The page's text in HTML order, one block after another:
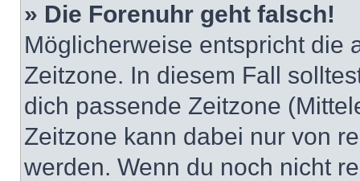
» Die Forenuhr geht falsch!
Möglicherweise entspricht die
Zeitzone. In diesem Fall
dich passende Zeitzone
Zeitzone kann dabei nur von
werden. Wenn du noch nicht